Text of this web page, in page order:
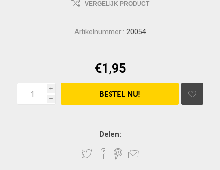
VERGELIJK PRODUCT
Artikelnummer:: 20054
€1,95
i
h
Delen: